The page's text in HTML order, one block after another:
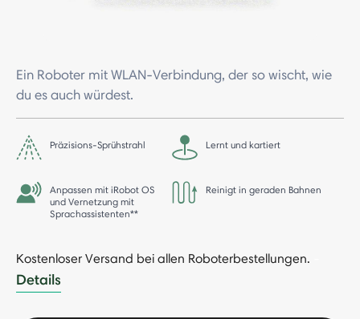
Ein Roboter mit WLAN-Verbindung, der so wischt, wie
du es auch würdest.
Präzisions-Sprühstrahl Lernt und kartiert
Anpassen mit iRobot OS
und Vernetzung mit
Sprachassistenten**
Reinigt in geraden Bahnen
Kostenloser Versand bei allen Roboterbestellungen.
Details